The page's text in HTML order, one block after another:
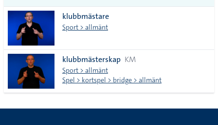
alla i
lista
klubbmästare
Sport > allmänt
klubbmästerskap KM
Sport > allmänt
Spel > kortspel > bridge > allmänt